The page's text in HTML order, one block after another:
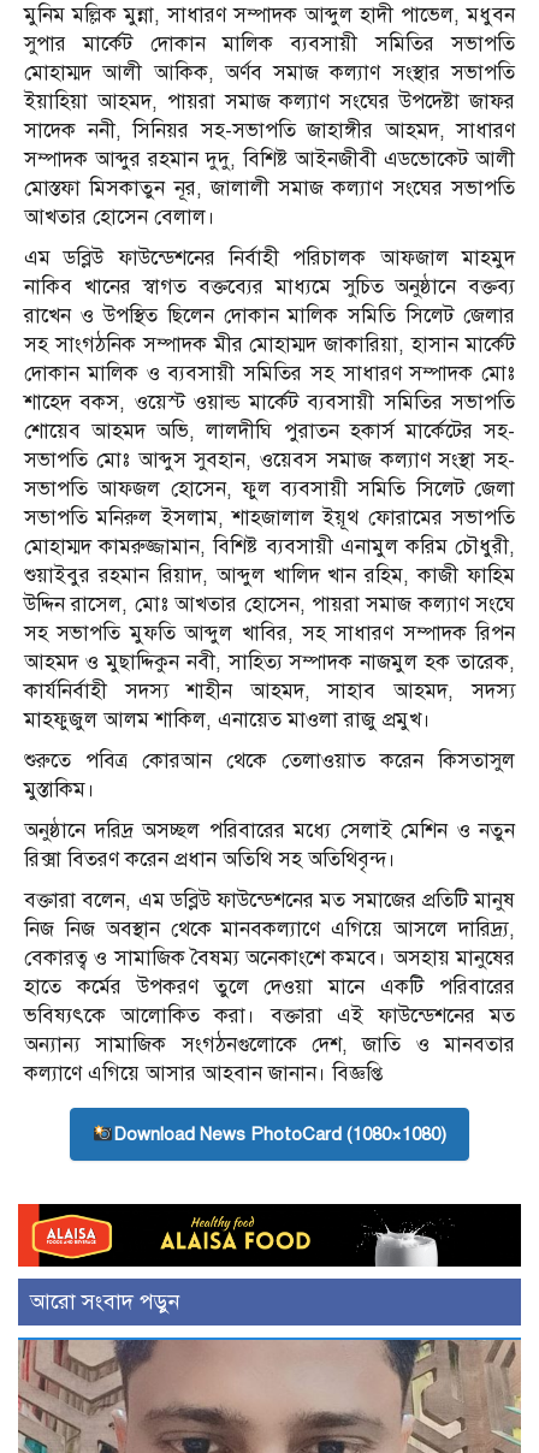
মুনিম মল্লিক মুন্না, সাধারণ সম্পাদক আব্দুল হাদী পাভেল, মধুবন
সুপার মার্কেট দোকান মালিক ব্যবসায়ী সমিতির সভাপতি
মোহাম্মদ আলী আকিক, অর্ণব সমাজ কল্যাণ সংস্থার সভাপতি
ইয়াহিয়া আহমদ, পায়রা সমাজ কল্যাণ সংঘের উপদেষ্টা জাফর
সাদেক ননী, সিনিয়র সহ-সভাপতি জাহাঙ্গীর আহমদ, সাধারণ
সম্পাদক আব্দুর রহমান দুদু, বিশিষ্ট আইনজীবী এডভোকেট আলী
মোস্তফা মিসকাতুন নূর, জালালী সমাজ কল্যাণ সংঘের সভাপতি
আখতার হোসেন বেলাল।
এম ডব্লিউ ফাউন্ডেশনের নির্বাহী পরিচালক আফজাল মাহমুদ
নাকিব খানের স্বাগত বক্তব্যের মাধ্যমে সুচিত অনুষ্ঠানে বক্তব্য
রাখেন ও উপস্থিত ছিলেন দোকান মালিক সমিতি সিলেট জেলার
সহ সাংগঠনিক সম্পাদক মীর মোহাম্মদ জাকারিয়া, হাসান মার্কেট
দোকান মালিক ও ব্যবসায়ী সমিতির সহ সাধারণ সম্পাদক মোঃ
শাহেদ বকস, ওয়েস্ট ওয়াল্ড মার্কেট ব্যবসায়ী সমিতির সভাপতি
শোয়েব আহমদ অভি, লালদীঘি পুরাতন হকার্স মার্কেটের সহ-
সভাপতি মোঃ আব্দুস সুবহান, ওয়েবস সমাজ কল্যাণ সংস্থা সহ-
সভাপতি আফজল হোসেন, ফুল ব্যবসায়ী সমিতি সিলেট জেলা
সভাপতি মনিরুল ইসলাম, শাহজালাল ইয়ূথ ফোরামের সভাপতি
মোহাম্মদ কামরুজ্জামান, বিশিষ্ট ব্যবসায়ী এনামুল করিম চৌধুরী,
শুয়াইবুর রহমান রিয়াদ, আব্দুল খালিদ খান রহিম, কাজী ফাহিম
উদ্দিন রাসেল, মোঃ আখতার হোসেন, পায়রা সমাজ কল্যাণ সংঘে
সহ সভাপতি মুফতি আব্দুল খাবির, সহ সাধারণ সম্পাদক রিপন
আহমদ ও মুছাদ্দিকুন নবী, সাহিত্য সম্পাদক নাজমুল হক তারেক,
কার্যনির্বাহী সদস্য শাহীন আহমদ, সাহাব আহমদ, সদস্য
মাহফুজুল আলম শাকিল, এনায়েত মাওলা রাজু প্রমুখ।
শুরুতে পবিত্র কোরআন থেকে তেলাওয়াত করেন কিসতাসুল
মুস্তাকিম।
অনুষ্ঠানে দরিদ্র অসচ্ছল পরিবারের মধ্যে সেলাই মেশিন ও নতুন
রিক্সা বিতরণ করেন প্রধান অতিথি সহ অতিথিবৃন্দ।
বক্তারা বলেন, এম ডব্লিউ ফাউন্ডেশনের মত সমাজের প্রতিটি মানুষ
নিজ নিজ অবস্থান থেকে মানবকল্যাণে এগিয়ে আসলে দারিদ্র্য,
বেকারত্ব ও সামাজিক বৈষম্য অনেকাংশে কমবে। অসহায় মানুষের
হাতে কর্মের উপকরণ তুলে দেওয়া মানে একটি পরিবারের
ভবিষ্যৎকে আলোকিত করা। বক্তারা এই ফাউন্ডেশনের মত
অন্যান্য সামাজিক সংগঠনগুলোকে দেশ, জাতি ও মানবতার
কল্যাণে এগিয়ে আসার আহবান জানান। বিজ্ঞপ্তি
Download News PhotoCard (1080×1080)
আরো সংবাদ পড়ুন